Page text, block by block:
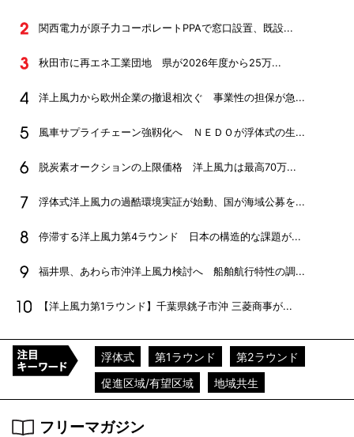
関西電力が原子力コーポレートPPAで窓口設置、既設...
秋田市に再エネ工業団地 県が2026年度から25万...
洋上風力から欧州企業の撤退相次ぐ 事業性の担保が急...
風車サプライチェーン強靱化へ ＮＥＤＯが浮体式の生...
脱炭素オークションの上限価格 洋上風力は最高70万...
浮体式洋上風力の過酷環境実証が始動、国が海域公募を...
停滞する洋上風力第4ラウンド 日本の構造的な課題が...
福井県、あわら市沖洋上風力検討へ 船舶航行特性の調...
【洋上風力第1ラウンド】千葉県銚子市沖 三菱商事が...
浮体式 第1ラウンド
第2ラウンド
促進区域/有望区域
地域共生
フリーマガジン